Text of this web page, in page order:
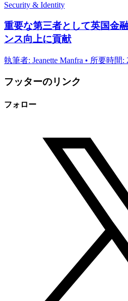
Security & Identity
重要な第三者として英国金
ンス向上に貢献
執筆者: Jeanette Manfra • 所要時間:
フッターのリンク
フォロー